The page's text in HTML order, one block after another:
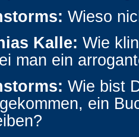
Wieso
Kalle: Wie
man ein
Wie bist
ein